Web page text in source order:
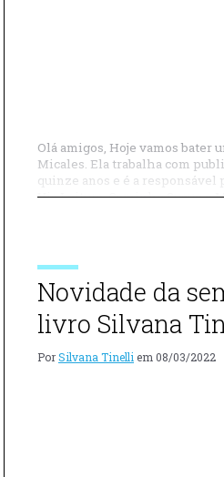
Olá amigos, Hoje vamos bater
Micales. Ela trabalha com
quinze anos e é a responsável
Via Leitura, Caminho Suave e
livreiros, Maíra acredita que
Novidade da
livro Silvana
PorSilvana Tinelli em 08/03/2022